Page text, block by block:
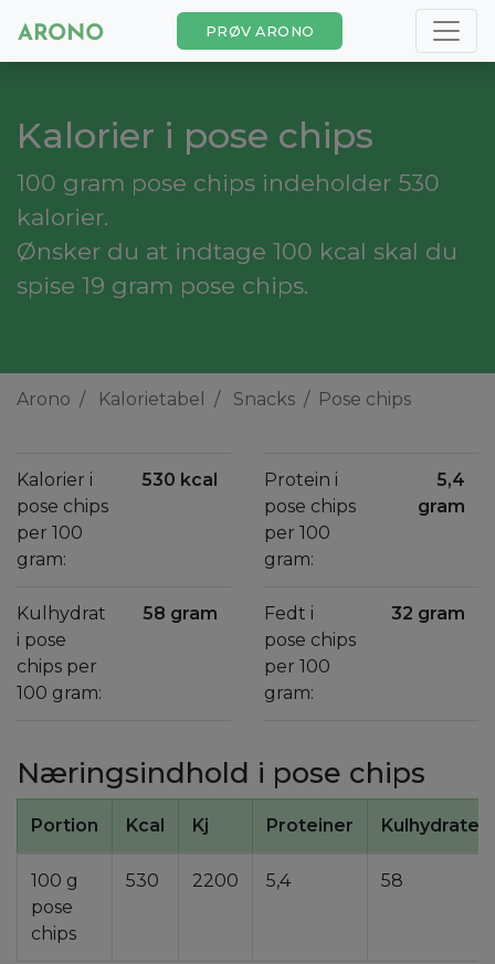
PRØV ARONO
Kalorier i pose chips
100 gram pose chips indeholder 530
kalorier.
Ønsker du at indtage 100 kcal skal du
spise 19 gram pose chips.
Arono Kalorietabel Snacks Pose chips
Kalorier i
pose chips
per 100
gram:
530 kcal
Kulhydrat
i pose
chips per
100 gram:
58 gram
Protein i
pose chips
per 100
gram:
5,4
gram
Fedt i
pose chips
per 100
gram:
32 gram
Næringsindhold i pose chips
Portion Kcal Kj Proteiner Kulhydrater
100 g
pose
chips
530 2200 5,4 58